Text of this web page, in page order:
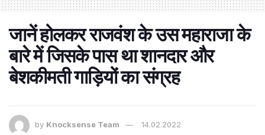
जानें होलकर राजवंश के उस महाराजा के
बारे में जिसके पास था शानदार और
बेशकीमती गाड़ियों का संग्रह
by Knocksense Team 14.02.2022